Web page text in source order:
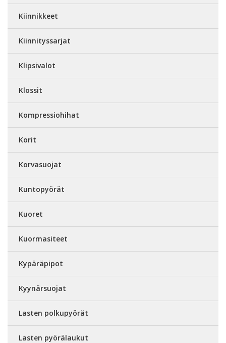
Kiinnikkeet
Kiinnityssarjat
Klipsivalot
Klossit
Kompressiohihat
Korit
Korvasuojat
Kuntopyörät
Kuoret
Kuormasiteet
Kypäräpipot
Kyynärsuojat
Lasten polkupyörät
Lasten pyörälaukut